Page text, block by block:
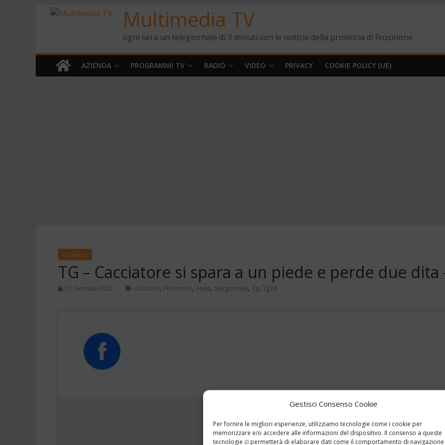
Gestisci Consenso Cookie
Per fornire le migliori esperienze, utilizziamo tecnologie come i cookie per
memorizzare e/o accedere alle informazioni del dispositivo. Il consenso a queste
tecnologie ci permetterà di elaborare dati come il comportamento di
Multimedia TV
ogni sera un telegiornale di 3 minuti con le notizie della provincia di Frosinone
AZIENDA PROGRAMMI TV RADIO VIDEO PRIVACY COOKIE POLICY (UE)
Cronaca
TG – Cacciatore si spara a un piede e perde due
11 Gennaio 2023 Ciociaria, Frosinone, news, telegiornale, Tg, Tg24